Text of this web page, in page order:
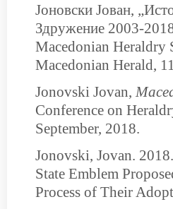
Јоновски Јован,
Здружение 2003-
Macedonian Heraldry
Macedonian Herald,
Jonovski Jovan,
Conference оn
September, 2018.
Jonovski, Jovan.
State Emblem
Process of Their